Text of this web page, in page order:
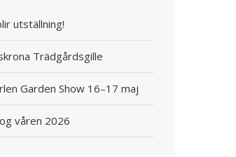
utställning!
Trädgårdsgille
Garden Show 16–17 maj
våren 2026